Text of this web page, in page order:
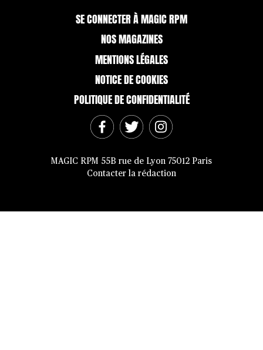
SE CONNECTER À MAGIC RPM
NOS MAGAZINES
MENTIONS LÉGALES
NOTICE DE COOKIES
POLITIQUE DE CONFIDENTIALITÉ
MAGIC RPM 55B rue de Lyon 75012 Paris
Contacter la rédaction